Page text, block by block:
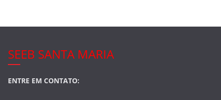
SEEB SANTA MARIA
ENTRE EM CONTATO: